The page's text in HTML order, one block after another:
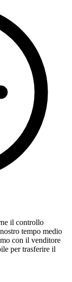
il controllo
tempo medio
con il venditore
per trasferire il